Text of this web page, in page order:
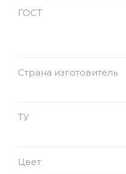
ГОСТ
Страна изготовитель
ТУ
Цвет